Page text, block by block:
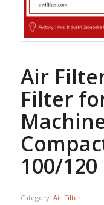
Air
Filter
100/120
Category: Air Filter